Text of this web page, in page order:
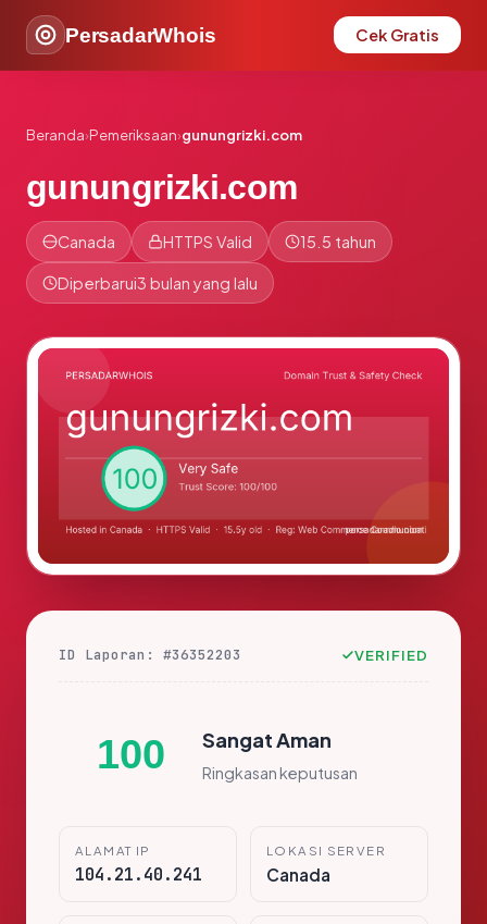
PersadarWhois Cek Gratis
Beranda›Pemeriksaan›gunungrizki.com
gunungrizki.com
Canada HTTPS Valid 15.5 tahun
Diperbarui3 bulan yang lalu
ID Laporan: #36352203 VERIFIED
100 Sangat Aman
Ringkasan keputusan
ALAMAT IP
104.21.40.241
LOKASI SERVER
Canada